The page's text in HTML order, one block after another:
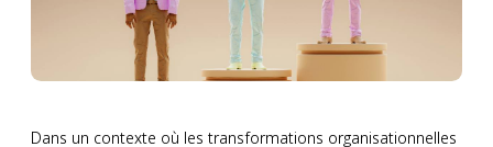
Dans un contexte où les transformations organisationnelles